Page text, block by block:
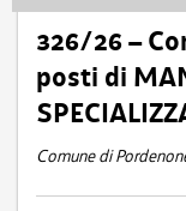
326/26 –
posti di
Comune di